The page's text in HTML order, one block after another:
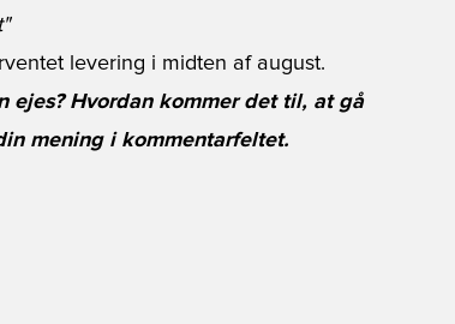
levering i midten af august.
ejes? Hvordan kommer det til, at gå
mening i kommentarfeltet.